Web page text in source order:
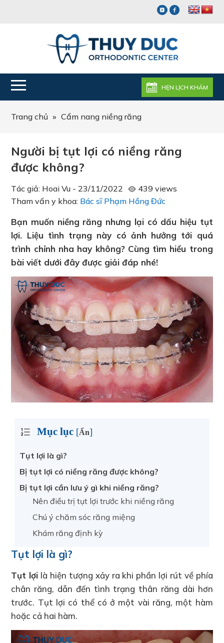
HẸN LỊCH KHÁM
Trang chủ » Cẩm nang niềng răng
Người bị tụt lợi có niềng răng
được không?
Tác giả: Hoai Vu - 23/11/2022
439 views
Tham vấn y khoa: Bác sĩ Phạm Hồng Đức
Bạn muốn niềng răng nhưng lại có dấu hiệu tụt
lợi. Liệu tình trạng này có ảnh hưởng tới quá
trình chỉnh nha hay không? Cùng tìm hiểu trong
bài viết dưới đây được giải đáp nhé!
Mục lục [Ẩn]
Tụt lợi là gì?
Bị tụt lợi có niềng răng được không?
Bị tụt lợi cần lưu ý gì khi niềng răng?
Nên điều trị tụt lợi trước khi niềng răng
Chú ý chăm sóc răng miệng
Khám răng định kỳ
Tụt lợi là gì?
Tụt lợi là hiện tượng xảy ra khi phần lợi rút về phía
chân răng, dẫn đến tình trạng thân răng dài hơn
trước. Tụt lợi có thể có ở một vài răng, một hàm
hoặc cả hai hàm.